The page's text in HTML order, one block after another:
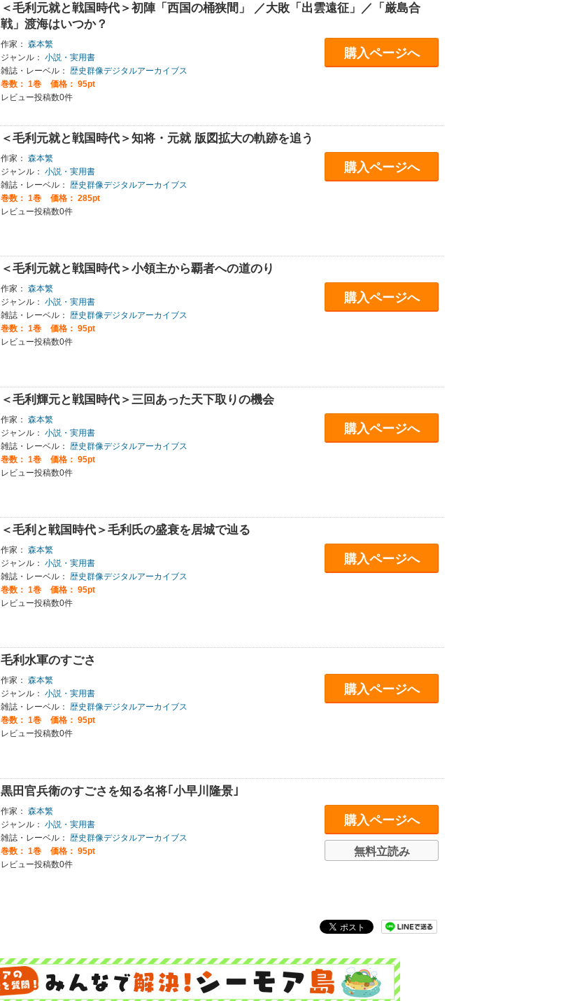
＜毛利元就と戦国時代＞初陣「西国の桶狭間」 ／大敗「出雲遠征」／「厳島合
戦」渡海はいつか？
作家： 森本繁
ジャンル： 小説・実用書
雑誌・レーベル：
歴史群像デジタルアーカイブス
巻数： 1巻
価格： 95pt
レビュー投稿数0件
購入ページへ
＜毛利元就と戦国時代＞知将・元就 版図拡大の軌跡を追う
作家： 森本繁
ジャンル： 小説・実用書
雑誌・レーベル： 歴史群像デジタルアーカイブス
巻数： 1巻
価格： 285pt
レビュー投稿数0件
購入ページへ
＜毛利元就と戦国時代＞小領主から覇者への道のり
作家： 森本繁
ジャンル： 小説・実用書
雑誌・レーベル： 歴史群像デジタルアーカイブス
巻数： 1巻
価格： 95pt
レビュー投稿数0件
購入ページへ
＜毛利輝元と戦国時代＞三回あった天下取りの機会
作家： 森本繁
ジャンル： 小説・実用書
雑誌・レーベル：
歴史群像デジタルアーカイブス
巻数： 1巻
価格： 95pt
レビュー投稿数0件
購入ページへ
＜毛利と戦国時代＞毛利氏の盛衰を居城で辿る
作家： 森本繁
ジャンル： 小説・実用書
雑誌・レーベル： 歴史群像デジタルアーカイブス
巻数： 1巻
価格： 95pt
レビュー投稿数0件
購入ページへ
毛利水軍のすごさ
作家： 森本繁
ジャンル： 小説・実用書
雑誌・レーベル： 歴史群像デジタルアーカイブス
巻数： 1巻
価格： 95pt
レビュー投稿数0件
購入ページへ
黒田官兵衛のすごさを知る名将｢小早川隆景｣
作家： 森本繁
ジャンル： 小説・実用書
雑誌・レーベル：
歴史群像デジタルアーカイブス
巻数： 1巻
価格： 95pt
レビュー投稿数0件
購入ページへ
無料立読み